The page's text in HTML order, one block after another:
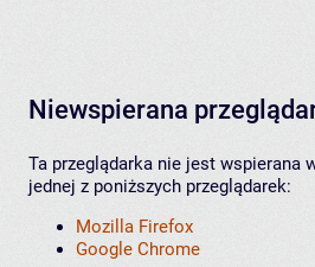
Niewspierana
Ta przeglądarka nie jest wspierana
jednej z poniższych przeglądarek:
Mozilla Firefox
Google Chrome